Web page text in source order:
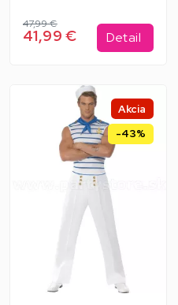
47,99 €
41,99 € Detail
Akcia
-43%